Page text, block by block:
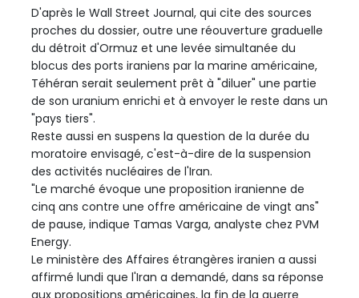
D'après le Wall Street Journal, qui cite des sources
proches du dossier, outre une réouverture graduelle
du détroit d'Ormuz et une levée simultanée du
blocus des ports iraniens par la marine américaine,
Téhéran serait seulement prêt à "diluer" une partie
de son uranium enrichi et à envoyer le reste dans un
"pays tiers".
Reste aussi en suspens la question de la durée du
moratoire envisagé, c'est-à-dire de la suspension
des activités nucléaires de l'Iran.
"Le marché évoque une proposition iranienne de
cinq ans contre une offre américaine de vingt ans"
de pause, indique Tamas Varga, analyste chez PVM
Energy.
Le ministère des Affaires étrangères iranien a aussi
affirmé lundi que l'Iran a demandé, dans sa réponse
aux propositions américaines, la fin de la guerre